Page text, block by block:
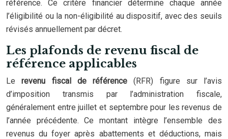
référence. Ce critère financier détermine chaque année
l’éligibilité ou la non-éligibilité au dispositif, avec des seuils
révisés annuellement par décret.
Les plafonds de revenu fiscal de
référence applicables
Lerevenu fiscal de référence (RFR) figure sur l’avis
d’imposition transmis par l’administration fiscale,
généralement entre juillet et septembre pour les revenus de
l’année précédente. Ce montant intègre l’ensemble des
revenus du foyer après abattements et déductions, mais